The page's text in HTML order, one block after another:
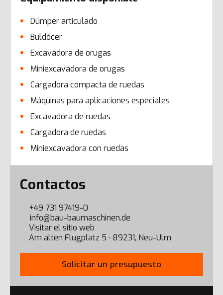
Dúmper articulado
Buldócer
Excavadora de orugas
Miniexcavadora de orugas
Cargadora compacta de ruedas
Máquinas para aplicaciones especiales
Excavadora de ruedas
Cargadora de ruedas
Miniexcavadora con ruedas
Error here
Contactos
+49 731 97419-0
info@bau-baumaschinen.de
Visitar el sitio web
Am alten Flugplatz 5 ∙ 89231, Neu-Ulm
Solicitar un presupuesto